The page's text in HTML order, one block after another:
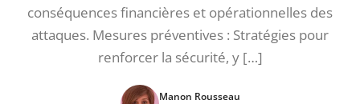
conséquences financières et opérationnelles des
attaques. Mesures préventives : Stratégies pour
renforcer la sécurité, y […]
Manon Rousseau